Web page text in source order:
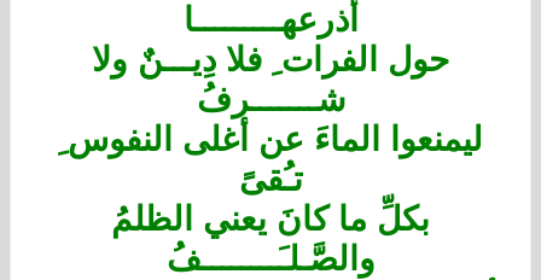
أذرعهـــــــــا
حول الفرات ِ فلا دِيـــنٌ ولا
شـــــــرفُ
ليمنعوا الماءَ عن أغلى النفوس ِ
تـُقىً
بكلِّ ما كانَ يعني الظلمُ
والصَّـلـَــــــــفُ